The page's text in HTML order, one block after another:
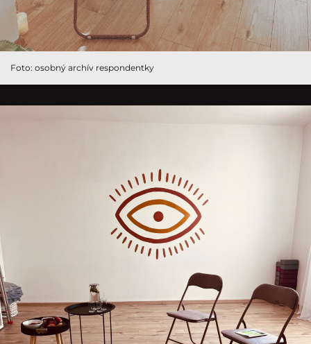
Foto: osobný archív respondentky